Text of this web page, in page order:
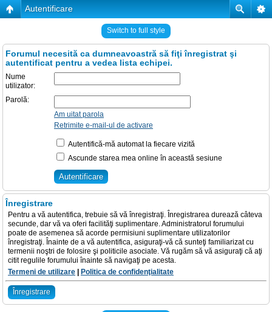
Autentificare
Switch to full style
Forumul necesită ca dumneavoastră să fiţi înregistrat şi
autentificat pentru a vedea lista echipei.
Nume
utilizator:
Parolă:
Am uitat parola
Retrimite e-mail-ul de activare
Autentifică-mă automat la fiecare vizită
Ascunde starea mea online în această sesiune
Înregistrare
Pentru a vă autentifica, trebuie să vă înregistraţi. Înregistrarea durează câteva
secunde, dar vă va oferi facilităţi suplimentare. Administratorul forumului
poate de asemenea să acorde permisiuni suplimentare utilizatorilor
înregistraţi. Înainte de a vă autentifica, asiguraţi-vă că sunteţi familiarizat cu
termenii noştri de folosire şi politicile asociate. Vă rugăm să vă asiguraţi că aţi
citit regulile forumului înainte să navigaţi pe acesta.
Termeni de utilizare
Politica de confidenţialitate
Înregistrare